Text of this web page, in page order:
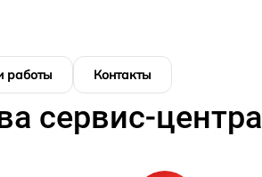
работы Контакты
сервис-центра